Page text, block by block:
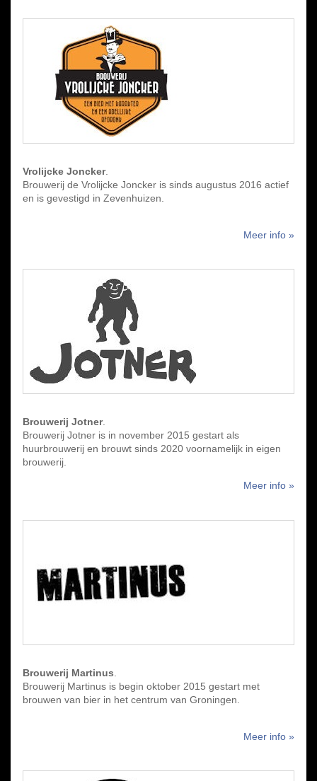
Vrolijcke Joncker.
Brouwerij de Vrolijcke Joncker is sinds augustus 2016 actief
en is gevestigd in Zevenhuizen.
Meer info »
Brouwerij Jotner.
Brouwerij Jotner is in november 2015 gestart als
huurbrouwerij en brouwt sinds 2020 voornamelijk in eigen
brouwerij.
Meer info »
Brouwerij Martinus
Brouwerij Martinus is begin oktober 2015 gestart met
brouwen van bier in het centrum van Groningen.
Meer info »